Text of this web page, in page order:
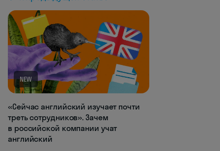
NEW
«Сейчас английский изучает почти
треть сотрудников». Зачем
в российской компании учат
английский